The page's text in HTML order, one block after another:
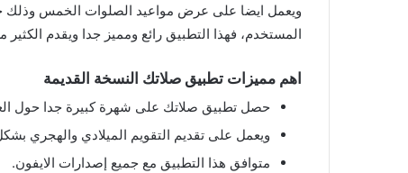
ويعمل ايضا على عرض مواعيد الصلوات الخمس وذلك
المستخدم، فهذا التطبيق رائع ومميز جدا ويقدم
اهم مميزات تطبيق صلاتك النسخة القديمة
حصل تطبيق صلاتك على شهرة كبيرة جدا حول
ويعمل على تقديم التقويم الميلادي والهجري
متوافق هذا التطبيق مع جميع إصدارات الايفون.